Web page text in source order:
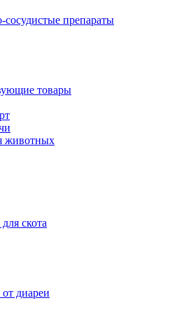
сосудистые препараты
товары
животных
скота
диареи